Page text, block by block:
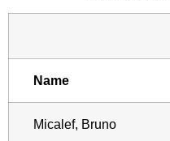
Name
Micalef, Bruno